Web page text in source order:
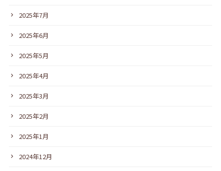
2025年7月
2025年6月
2025年5月
2025年4月
2025年3月
2025年2月
2025年1月
2024年12月